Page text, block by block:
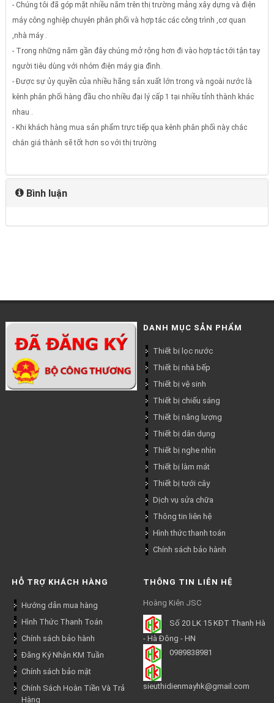
- Chúng tôi đã góp mặt nhiều năm trên thị trường mảng xây dựng và điện
máy công nghiệp chuyên phân phối và hợp tác các công trình ,cơ quan
,nhà máy .
- Trong những năm gần đây chúng mở rộng hơn đi vào hợp tác tới tận tay
người tiêu dùng với nhóm điện máy gia đình.
- Được sự ủy quyền của nhiều hãng sản xuất lớn trong và ngoài nước là
kênh phân phối hàng đầu cho nhiều đại lý cấp 1 tại nhiều tỉnh thành khác
nhau .
- Khi khách hàng mua sản phẩm trực tiếp qua kênh phân phối này chắc
chắn giá thành sẽ tốt hơn so với thị trường
Bình luận
DANH MỤC SẢN PHẨM
Thiết bị lọc nước
Thiết bị nhà bếp
Thiết bị vệ sinh
Thiết bị chiếu sáng
Thiết bị năng lượng
Thiết bị dân dụng
Thiết bị nghe nhìn
Thiết bị làm mát
Thiết bị tưới cây
Dịch vụ sửa chữa
Thông tin liên hệ
Hình thức thanh toán
Chính sách bảo hành
HỖ TRỢ KHÁCH HÀNG
Hướng dẫn mua hàng
Hình Thức Thanh Toán
Chính sách bảo hành
Đăng Ký Nhận KM Tuần
Chính sách bảo mật
Chính Sách Hoàn Tiền Và Trả
Hàng
THÔNG TIN LIÊN HỆ
Hoàng Kiên JSC
Số 20 LK 15 KĐT Thanh Hà
- Hà Đông - HN
0989838981
sieuthidienmayhk@gmail.com